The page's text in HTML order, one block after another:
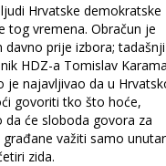
Hrvatske demokratske
tog vremena. Obračun je
davno prije izbora; tadašnji
HDZ-a Tomislav
je najavljivao da u
govoriti tko što hoće,
da će sloboda govora za
građane važiti samo unutar
zida.